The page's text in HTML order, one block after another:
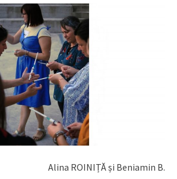
Alina ROINIȚĂ și Beniamin B.